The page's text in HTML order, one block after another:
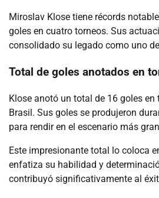
Miroslav Klose tiene récords
goles en cuatro torneos. Sus
consolidado su legado como uno
Total de goles anotados en
Klose anotó un total de 16 goles en
Brasil. Sus goles se produjeron
para rendir en el escenario más
Este impresionante total lo coloca
enfatiza su habilidad y
contribuyó significativamente al